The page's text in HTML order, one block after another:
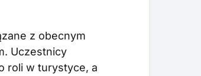
z obecnym
Uczestnicy
roli w turystyce, a